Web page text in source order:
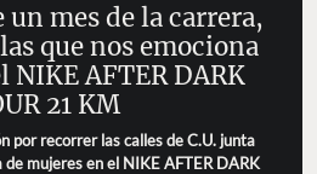
un mes de la carrera,
que nos emociona
AFTER DARK
21 KM
por recorrer las calles de C.U. junta
mujeres en el NIKE AFTER DARK